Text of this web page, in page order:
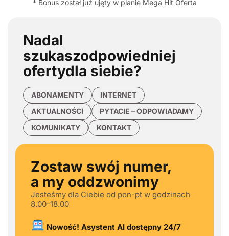
* Bonus został już ujęty w planie Mega Hit Oferta
Nadal
szukaszodpowiedniej
ofertydla siebie?
ABONAMENTY
INTERNET
AKTUALNOŚCI
PYTACIE – ODPOWIADAMY
KOMUNIKATY
KONTAKT
Zostaw swój numer,
a my oddzwonimy
Jesteśmy dla Ciebie od pon-pt w godzinach
8.00-18.00
Nowość! Asystent AI dostępny 24/7